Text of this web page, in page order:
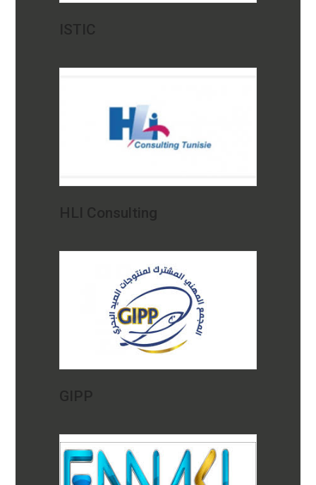
ISTIC
HLI Consulting
GIPP